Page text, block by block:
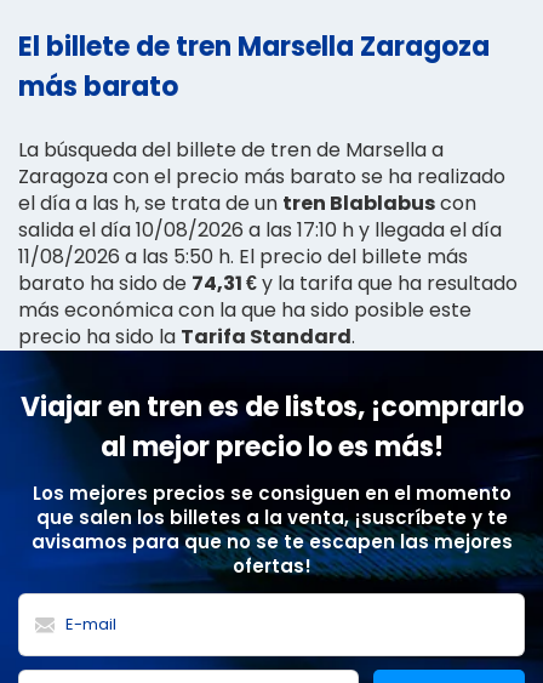
El billete de tren Marsella Zaragoza
más barato
La búsqueda del billete de tren de Marsella a
Zaragoza con el precio más barato se ha realizado
el día a las h, se trata de un tren Blablabuscon
salida el día 10/08/2026 a las 17:10 h y llegada el día
11/08/2026 a las 5:50 h. El precio del billete más
barato ha sido de 74,31 €y la tarifa que ha resultado
más económica con la que ha sido posible este
precio ha sido la Tarifa Standard.
Viajar en tren es de listos, ¡comprarlo
al mejor precio lo es más!
Los mejores precios se consiguen en el momento
que salen los billetes a la venta, ¡suscríbete y te
avisamos para que no se te escapen las mejores
ofertas!